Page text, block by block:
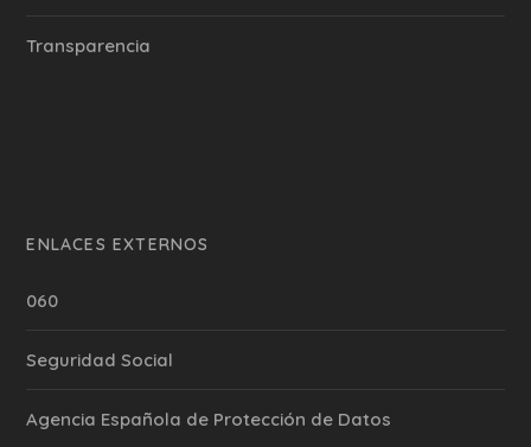
Transparencia
ENLACES EXTERNOS
060
Seguridad Social
Agencia Española de Protección de Datos